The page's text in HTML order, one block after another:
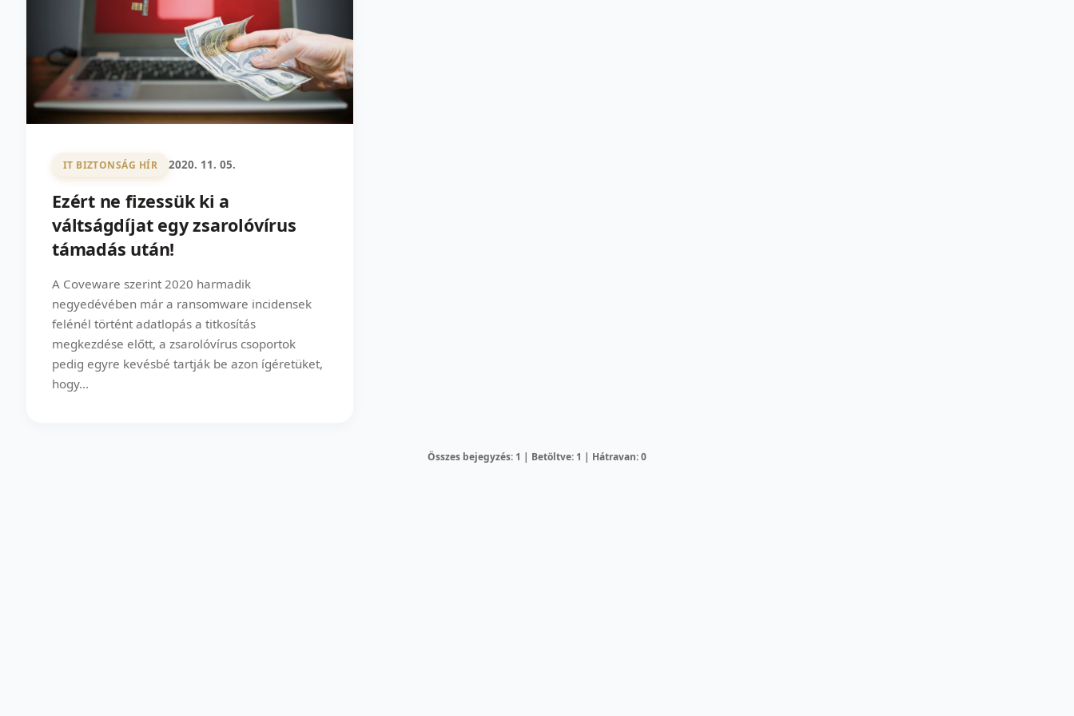
IT BIZTONSÁG HÍR 2020. 11. 05.
Ezért ne fizessük ki a
váltságdíjat egy zsarolóvírus
támadás után!
A Coveware szerint 2020 harmadik
negyedévében már a ransomware incidensek
felénél történt adatlopás a titkosítás
megkezdése előtt, a zsarolóvírus csoportok
pedig egyre kevésbé tartják be azon ígéretüket,
hogy...
Összes bejegyzés: 1 | Betöltve: 1 | Hátravan: 0